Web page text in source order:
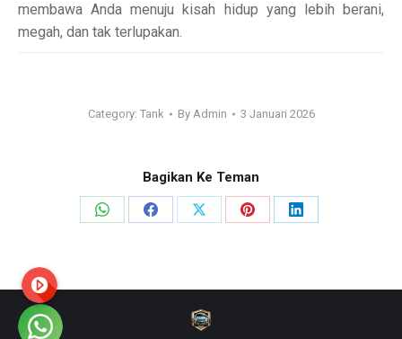
membawa Anda menuju kisah hidup yang lebih berani,
megah, dan tak terlupakan.
Category: Tank By Admin 3 Januari 2026
Bagikan Ke Teman
Share
Share
Share
Share
Share